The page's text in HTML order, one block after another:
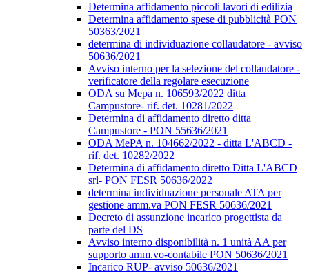
Determina affidamento piccoli lavori di edilizia
Determina affidamento spese di pubblicità PON
50363/2021
determina di individuazione collaudatore - avviso
50636/2021
Avviso interno per la selezione del collaudatore -
verificatore della regolare esecuzione
ODA su Mepa n. 106593/2022 ditta
Campustore- rif. det. 10281/2022
Determina di affidamento diretto ditta
Campustore - PON 55636/2021
ODA MePA n. 104662/2022 - ditta L'ABCD -
rif. det. 10282/2022
Determina di affidamento diretto Ditta L'ABCD
srl- PON FESR 50636/2022
determina individuazione personale ATA per
gestione amm.va PON FESR 50636/2021
Decreto di assunzione incarico progettista da
parte del DS
Avviso interno disponibilità n. 1 unità AA per
supporto amm.vo-contabile PON 50636/2021
Incarico RUP- avviso 50636/2021